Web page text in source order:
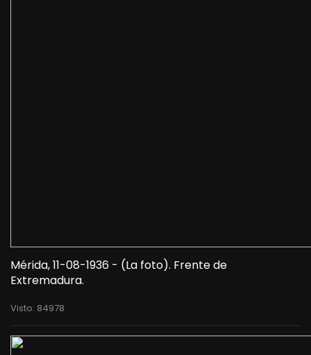
Mérida, 11-08-1936 - (La foto). Frente de
Extremadura.
Visto: 84978